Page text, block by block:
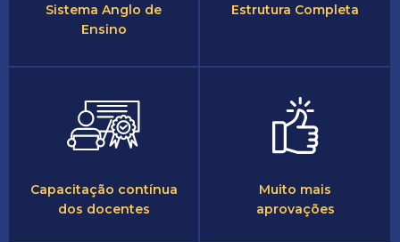
Sistema Anglo de
Ensino
Estrutura Completa
Capacitação contínua
dos docentes
Muito mais
aprovações